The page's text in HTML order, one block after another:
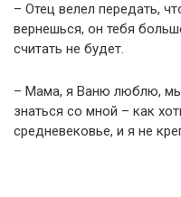
– Отец велел передать,
вернешься, он тебя
считать не будет.
– Мама, я Ваню люблю, мы
знаться со мной – как
средневековье, и я не